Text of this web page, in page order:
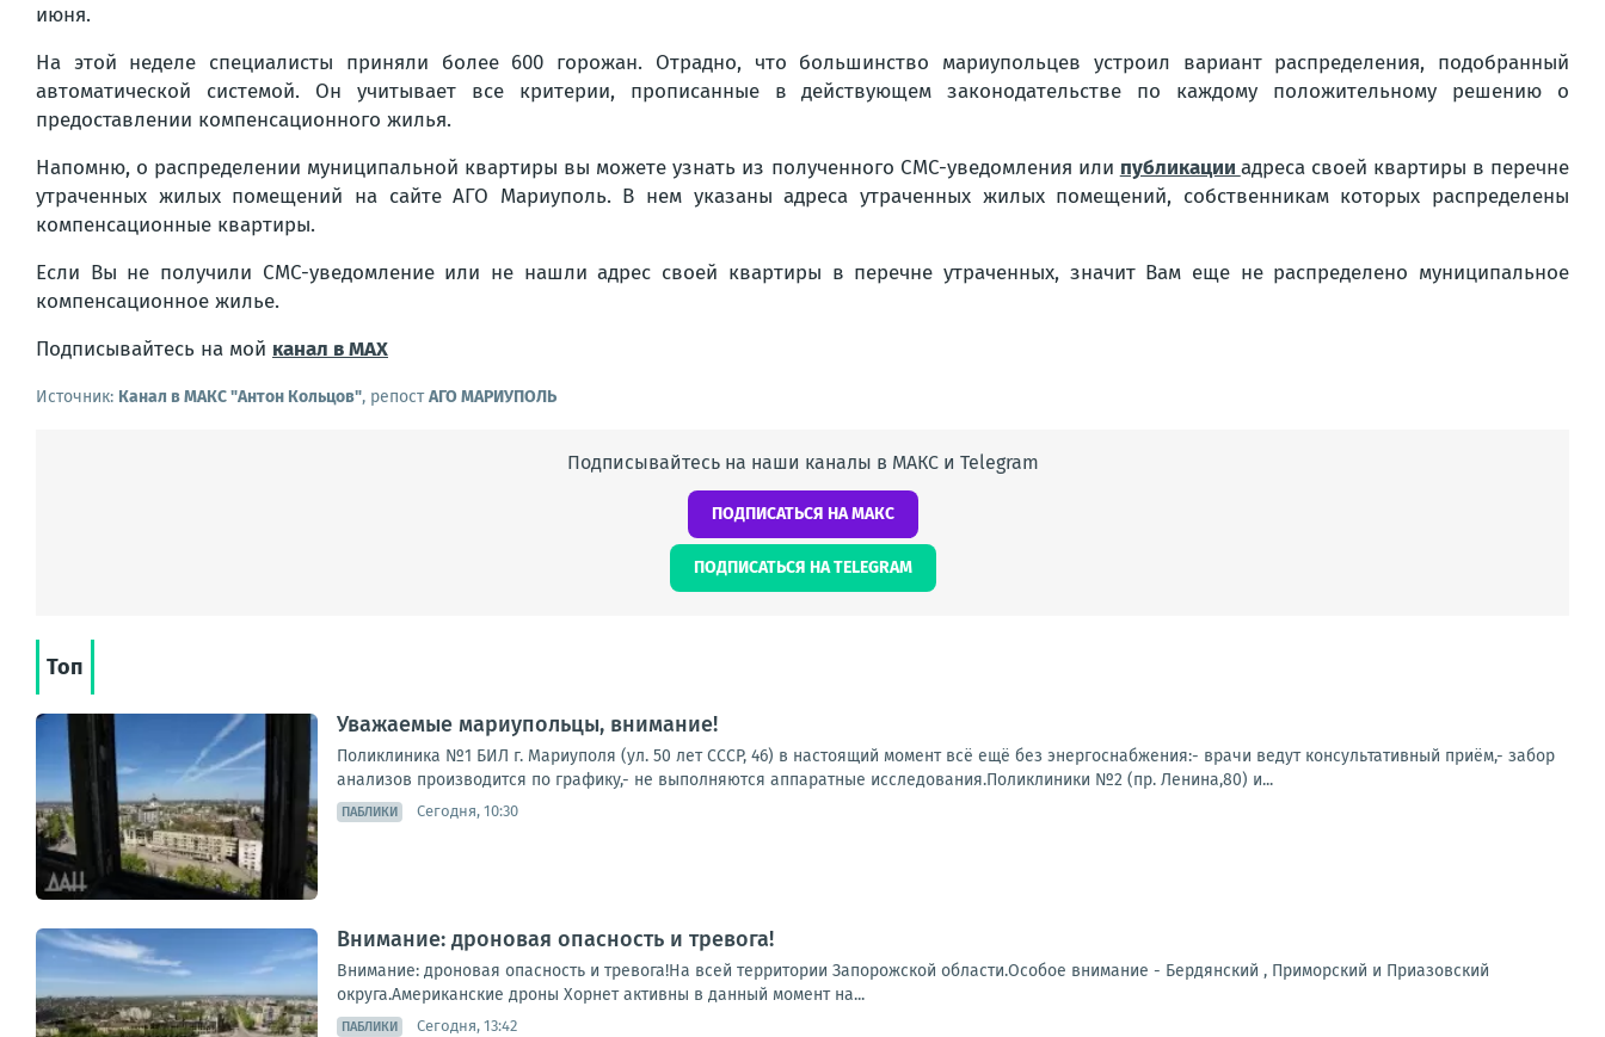
июня.
На этой неделе специалисты приняли более 600 горожан. Отрадно, что большинство мариупольцев устроил вариант распределения, подобранный
автоматической системой. Он учитывает все критерии, прописанные в действующем законодательстве по каждому положительному решению о
предоставлении компенсационного жилья.
Напомню, о распределении муниципальной квартиры вы можете узнать из полученного СМС-уведомления или публикации адреса своей квартиры в перечне
утраченных жилых помещений на сайте АГО Мариуполь. В нем указаны адреса утраченных жилых помещений, собственникам которых распределены
компенсационные квартиры.
Если Вы не получили СМС-уведомление или не нашли адрес своей квартиры в перечне утраченных, значит Вам еще не распределено муниципальное
компенсационное жилье.
Подписывайтесь на мой канал в MAX
Источник: Канал в МАКС "Антон Кольцов", репостАГО МАРИУПОЛЬ
Подписывайтесь на наши каналы в МАКС и Telegram
ПОДПИСАТЬСЯ НА МАКС
ПОДПИСАТЬСЯ НА TELEGRAM
Топ
Уважаемые мариупольцы, внимание!
Поликлиника №1 БИЛ г. Мариуполя (ул. 50 лет СССР, 46) в настоящий момент всё ещё без энергоснабжения:- врачи ведут консультативный приём,- забор
анализов производится по графику,- не выполняются аппаратные исследования.Поликлиники №2 (пр. Ленина,80) и...
ПАБЛИКИ Сегодня, 10:30
Внимание: дроновая опасность и тревога!
Внимание: дроновая опасность и тревога!На всей территории Запорожской области.Особое внимание - Бердянский , Приморский и Приазовский
округа.Американские дроны Хорнет активны в данный момент на...
ПАБЛИКИ Сегодня, 13:42